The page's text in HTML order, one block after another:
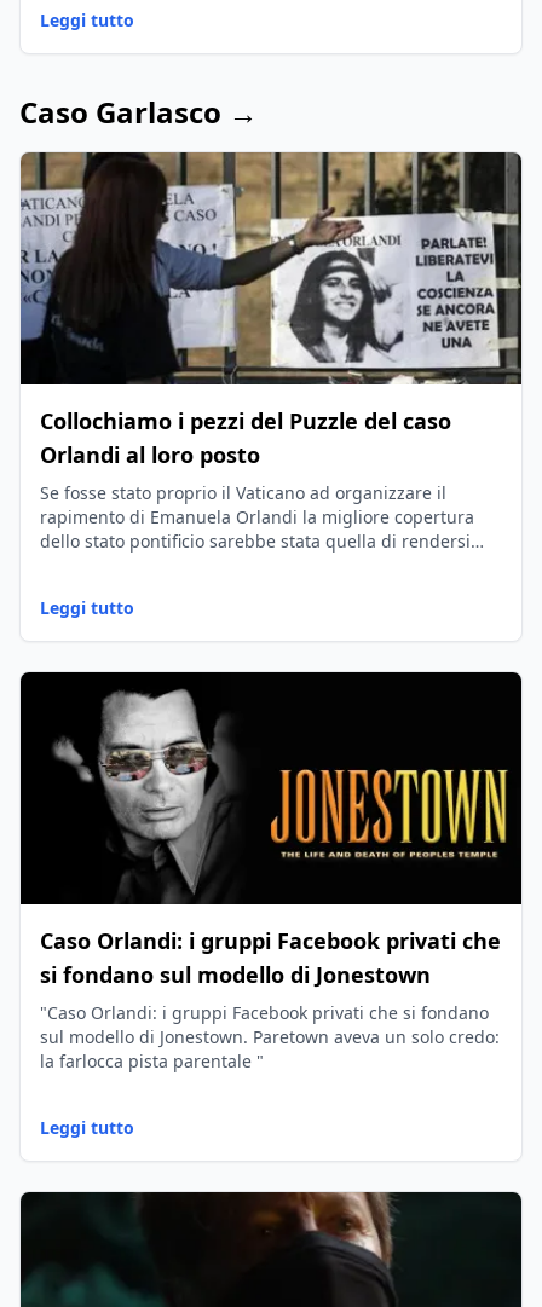
Leggi tutto
Caso Garlasco →
Collochiamo i pezzi del Puzzle del caso
Orlandi al loro posto
Se fosse stato proprio il Vaticano ad organizzare il
rapimento di Emanuela Orlandi la migliore copertura
dello stato pontificio sarebbe stata quella di rendersi
Leggi tutto
Caso Orlandi: i gruppi Facebook privati che
si fondano sul modello di Jonestown
"Caso Orlandi: i gruppi Facebook privati che si fondano
sul modello di Jonestown. Paretown aveva un solo credo:
la farlocca pista parentale "
Leggi tutto